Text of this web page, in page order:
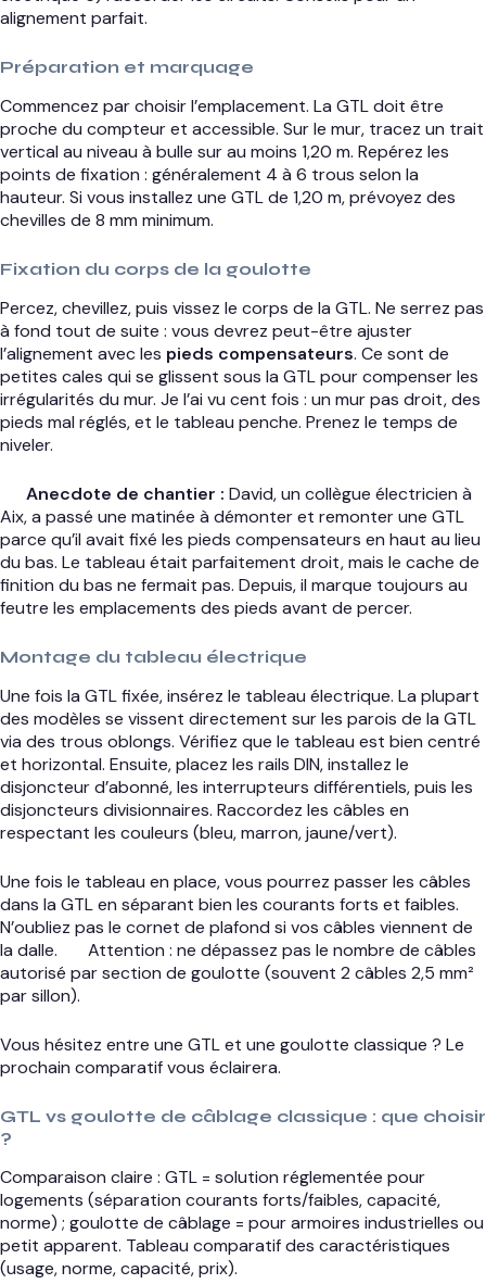
alignement parfait.
Préparation et marquage
Commencez par choisir l’emplacement. La GTL doit être
proche du compteur et accessible. Sur le mur, tracez un trait
vertical au niveau à bulle sur au moins 1,20 m. Repérez les
points de fixation : généralement 4 à 6 trous selon la
hauteur. Si vous installez une GTL de 1,20 m, prévoyez des
chevilles de 8 mm minimum.
Fixation du corps de la goulotte
Percez, chevillez, puis vissez le corps de la GTL. Ne serrez pas
à fond tout de suite : vous devrez peut-être ajuster
l’alignement avec les pieds compensateurs. Ce sont de
petites cales qui se glissent sous la GTL pour compenser les
irrégularités du mur. Je l’ai vu cent fois : un mur pas droit, des
pieds mal réglés, et le tableau penche. Prenez le temps de
niveler.
Anecdote de chantier : David, un collègue électricien à
Aix, a passé une matinée à démonter et remonter une GTL
parce qu’il avait fixé les pieds compensateurs en haut au lieu
du bas. Le tableau était parfaitement droit, mais le cache de
finition du bas ne fermait pas. Depuis, il marque toujours au
feutre les emplacements des pieds avant de percer.
Montage du tableau électrique
Une fois la GTL fixée, insérez le tableau électrique. La plupart
des modèles se vissent directement sur les parois de la GTL
via des trous oblongs. Vérifiez que le tableau est bien centré
et horizontal. Ensuite, placez les rails DIN, installez le
disjoncteur d’abonné, les interrupteurs différentiels, puis les
disjoncteurs divisionnaires. Raccordez les câbles en
respectant les couleurs (bleu, marron, jaune/vert).
Une fois le tableau en place, vous pourrez passer les câbles
dans la GTL en séparant bien les courants forts et faibles.
N’oubliez pas le cornet de plafond si vos câbles viennent de
la dalle.
Attention : ne dépassez pas le nombre de câbles
autorisé par section de goulotte (souvent 2 câbles 2,5 mm²
par sillon).
Vous hésitez entre une GTL et une goulotte classique ? Le
prochain comparatif vous éclairera.
GTL vs goulotte de câblage classique : que choisir
?
Comparaison claire : GTL = solution réglementée pour
logements (séparation courants forts/faibles, capacité,
norme) ; goulotte de câblage = pour armoires industrielles ou
petit apparent. Tableau comparatif des caractéristiques
(usage, norme, capacité, prix).